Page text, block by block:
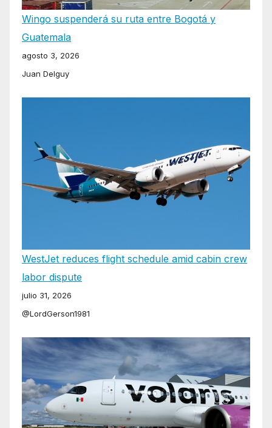
Wingo suspenderá su ruta entre Bogotá y
Guatemala
agosto 3, 2026
Juan Delguy
WestJet reduces flight schedule amid cabin crew
labor dispute
julio 31, 2026
@LordGerson1981